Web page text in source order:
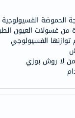
الحموضة الفسيولوجية
غسولات العيون
الفسيولوجي
من لا روش بوزي